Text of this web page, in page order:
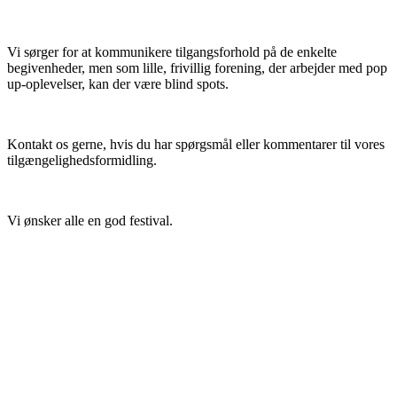
Vi sørger for at kommunikere tilgangsforhold på de enkelte
begivenheder, men som lille, frivillig forening, der arbejder med pop
up-oplevelser, kan der være blind spots.
Kontakt os gerne, hvis du har spørgsmål eller kommentarer til vores
tilgængelighedsformidling.
Vi ønsker alle en god festival.